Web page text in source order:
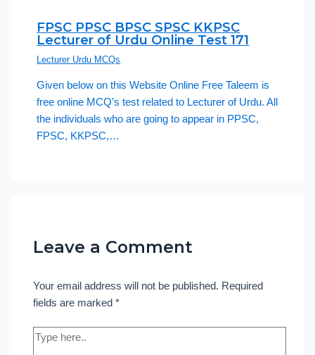
FPSC PPSC BPSC SPSC KKPSC
Lecturer of Urdu Online Test 171
Lecturer Urdu MCQs
Given below on this Website Online Free Taleem is
free online MCQ’s test related to Lecturer of Urdu. All
the individuals who are going to appear in PPSC,
FPSC, KKPSC,…
Leave a Comment
Your email address will not be published. Required
fields are marked*
Type